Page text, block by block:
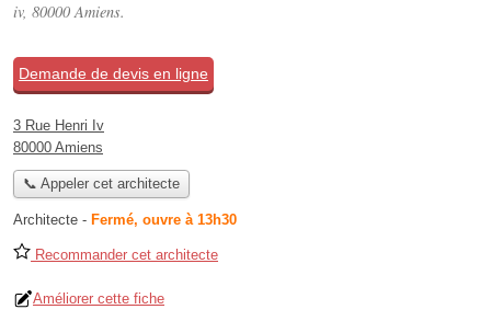
iv, 80000 Amiens.
Demande de devis en ligne
3 Rue Henri Iv
80000 Amiens
📞 Appeler cet architecte
Architecte - Fermé, ouvre à 13h30
Recommander cet architecte
Améliorer cette fiche